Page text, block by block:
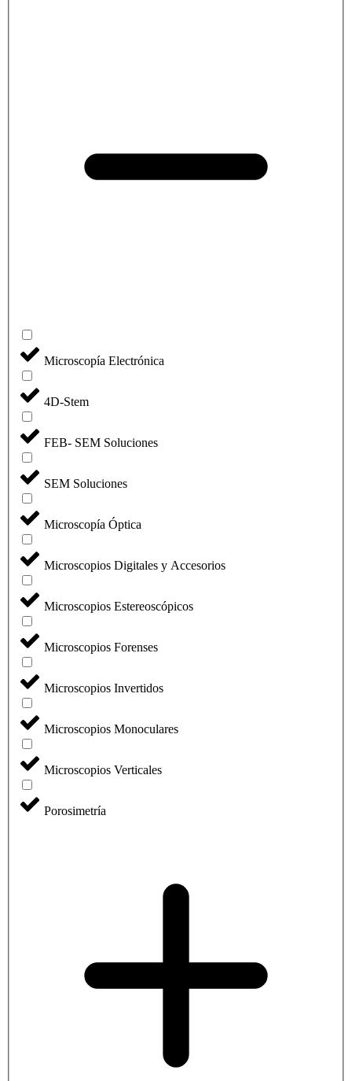
Microscopía Electrónica
4D-Stem
FEB- SEM Soluciones
SEM Soluciones
Microscopía Óptica
Microscopios Digitales y Accesorios
Microscopios Estereoscópicos
Microscopios Forenses
Microscopios Invertidos
Microscopios Monoculares
Microscopios Verticales
Porosimetría